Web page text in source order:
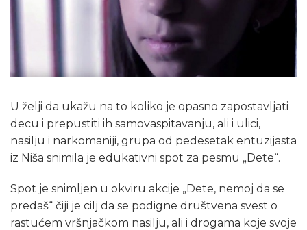
U želji da ukažu na to koliko je opasno zapostavljati
decu i prepustiti ih samovaspitavanju, ali i ulici,
nasilju i narkomaniji, grupa od pedesetak entuzijasta
iz Niša snimila je edukativni spot za pesmu „Dete“.
Spot je snimljen u okviru akcije „Dete, nemoj da se
predaš“ čiji je cilj da se podigne društvena svest o
rastućem vršnjačkom nasilju, ali i drogama koje svoje